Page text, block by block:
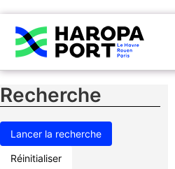
Recherche
Réinitialiser